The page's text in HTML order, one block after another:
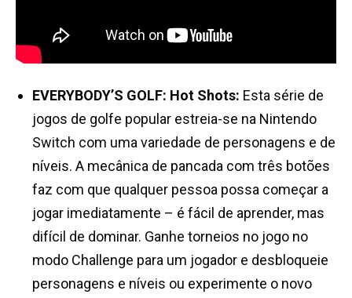
EVERYBODY’S GOLF: Hot Shots: Esta série de
jogos de golfe popular estreia-se na Nintendo
Switch com uma variedade de personagens e de
níveis. A mecânica de pancada com três botões
faz com que qualquer pessoa possa começar a
jogar imediatamente – é fácil de aprender, mas
difícil de dominar. Ganhe torneios no jogo no
modo Challenge para um jogador e desbloqueie
personagens e níveis ou experimente o novo